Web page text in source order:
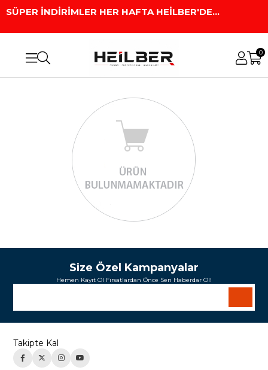
SÜPER İNDİRİMLER HER HAFTA HEİLBER'DE...
0
Size Özel Kampanyalar
Hemen Kayıt Ol Fırsatlardan Önce Sen Haberdar Ol!
Takipte Kal